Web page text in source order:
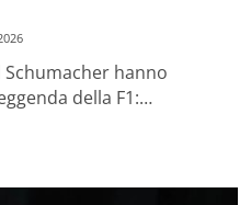
hanno
della F1:…